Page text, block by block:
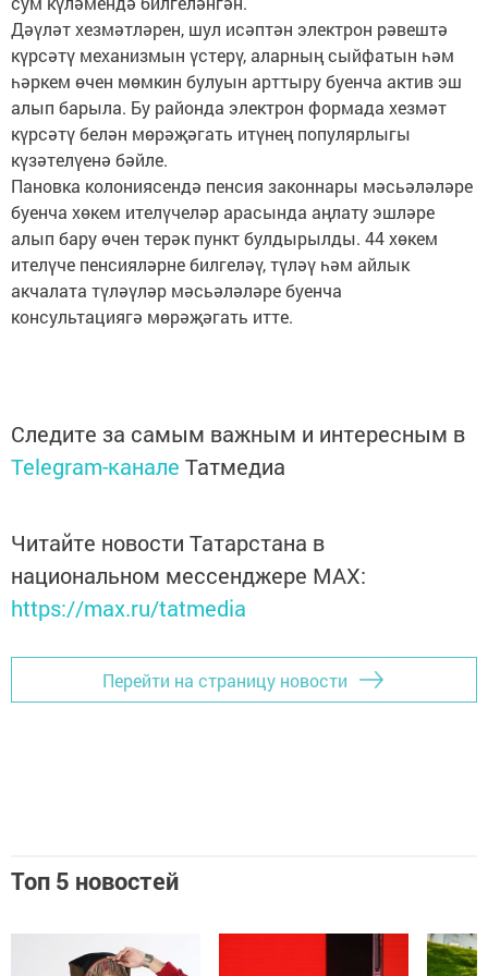
Дәүләт хезмәтләрен, шул исәптән электрон рәвештә
күрсәтү механизмын үстерү, аларның сыйфатын һәм
һәркем өчен мөмкин булуын арттыру буенча актив эш
алып барыла. Бу районда электрон формада хезмәт
күрсәтү белән мөрәҗәгать итүнең популярлыгы
күзәтелүенә бәйле.
Пановка колониясендә пенсия законнары мәсьәләләре
буенча хөкем ителүчеләр арасында аңлату эшләре
алып бару өчен терәк пункт булдырылды. 44 хөкем
ителүче пенсияләрне билгеләү, түләү һәм айлык
акчалата түләүләр мәсьәләләре буенча
консультациягә мөрәҗәгать итте.
Следите за самым важным и интересным в
Telegram-канале Татмедиа
Читайте новости Татарстана в
национальном мессенджере MАХ:
https://max.ru/tatmedia
Перейти на страницу новости
Топ 5 новостей